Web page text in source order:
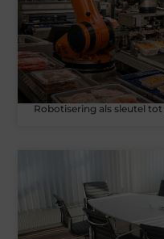
Robotisering als sleutel